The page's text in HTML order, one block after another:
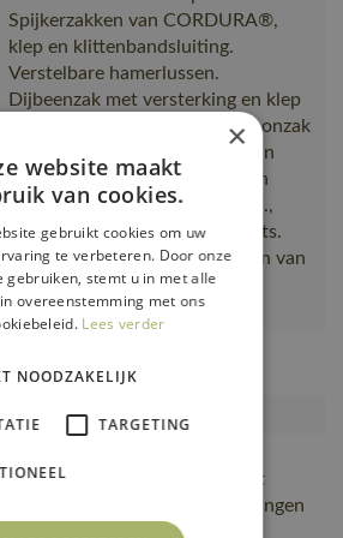
Spijkerzakken van CORDURA®,
klep en klittenbandsluiting.
Verstelbare hamerlussen.
Dijbeenzak met versterking en klep
met klittenbandsluiting. Telefoonzak
op de dijbeen. Duimstokzak van
CORDURA®. Pennenzakje van
CORDURA®. Contraststiksels.,
schroeven en bitjes op de plaats.
Openingen voor het wegsteken van
de spijkerzakken. Voorzakken.
Achterzakken met versterking
MASCOT®
voorgevormde tailleband zorgt
ervoor dat de broek de bewegingen
van het lichaam volgt en steun
×
website maakt
van cookies.
gebruikt cookies om uw
te verbeteren. Door onze
gebruiken, stemt u in met alle
overeenstemming met ons
Lees verder
NOODZAKELIJK
TARGETING